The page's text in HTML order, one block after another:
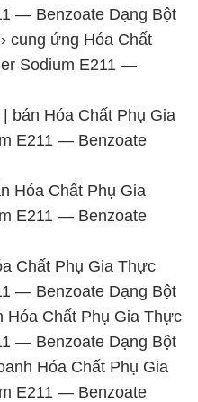
— Benzoate Dạng Bột
cung ứng Hóa Chất
Sodium E211 —
bán Hóa Chất Phụ Gia
E211 — Benzoate
Hóa Chất Phụ Gia
E211 — Benzoate
Chất Phụ Gia Thực
— Benzoate Dạng Bột
Chất Phụ Gia Thực
— Benzoate Dạng Bột
Hóa Chất Phụ Gia
E211 — Benzoate